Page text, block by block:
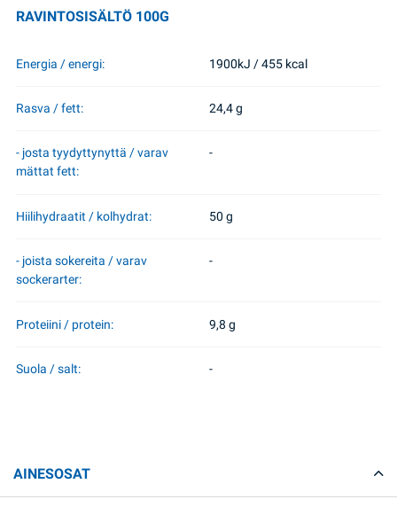
RAVINTOSISÄLTÖ 100G
Energia / energi: 1900kJ / 455 kcal
Rasva / fett: 24,4 g
- josta tyydyttynyttä / varav
mättat fett:
-
Hiilihydraatit / kolhydrat: 50 g
- joista sokereita / varav
sockerarter:
-
Proteiini / protein: 9,8 g
Suola / salt: -
AINESOSAT